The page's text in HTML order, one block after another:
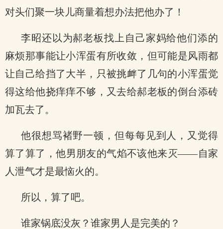
对头们聚一块儿商量着想办法把他办了！
李昭还以为郝老板找上自己家妈给他们添的
麻烦那事能让小浑蛋有所收敛，但可能是风雨都
让自己给挡了大半，只被挑衅了几句的小浑蛋觉
得这给他挠痒痒不够，又去给郝老板的倒台添砖
加瓦去了。
他很想骂褚野一顿，但每每见到人，又觉得
算了算了，他男朋友的气焰不该他来灭——自家
人泄气才是最恼火的。
所以，算了吧。
谁家锅底没灰？谁家男人是完美的？